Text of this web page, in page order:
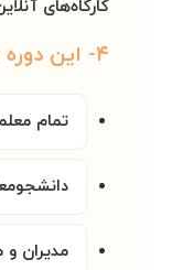
کارگاه‌های
۴- این دوره مناسب چه کسانی است؟
تمام
مدیران